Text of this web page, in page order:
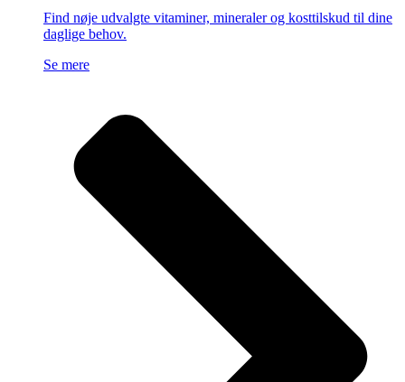
Find nøje udvalgte vitaminer, mineraler og kosttilskud til dine
daglige behov.
Se mere